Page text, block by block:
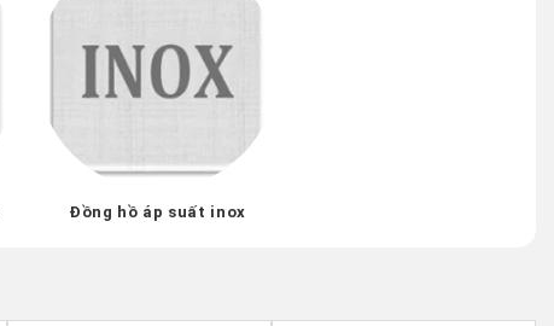
Đồng hồ áp suất inox